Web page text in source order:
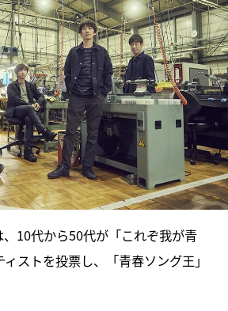
、10代から50代が「これぞ我が青
ストを投票し、「青春ソング王」